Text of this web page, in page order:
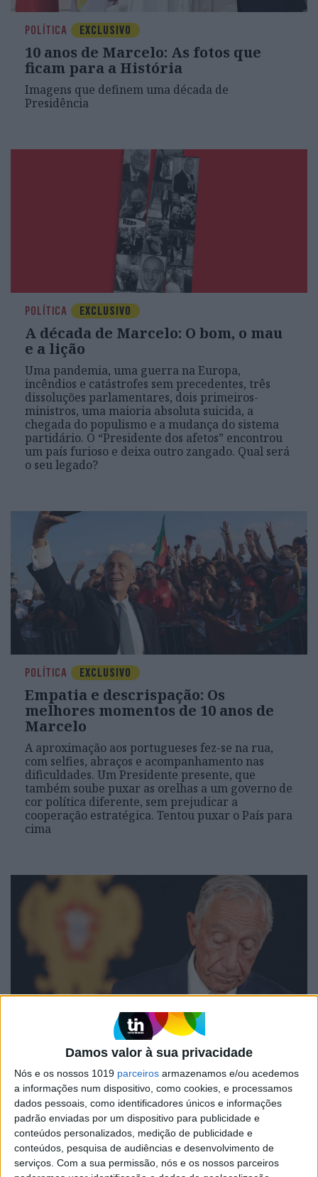
Damos valor à sua privacidade
Nós e os nossos 1019 parceiros armazenamos e/ou acedemos
a informações num dispositivo, como cookies, e processamos
dados pessoais, como identificadores únicos e informações
padrão enviadas por um dispositivo para publicidade e
conteúdos personalizados, medição de publicidade e
conteúdos, pesquisa de audiências e desenvolvimento de
serviços. Com a sua permissão, nós e os nossos parceiros
POLÍTICA EXCLUSIVO
10 anos de Marcelo: As fotos que
ficam para a História
Imagens que definem uma década de
Presidência
POLÍTICA EXCLUSIVO
A década de Marcelo: O bom, o mau
e a lição
Uma pandemia, uma guerra na Europa,
incêndios e catástrofes sem precedentes, três
dissoluções parlamentares, dois primeiros-
ministros, uma maioria absoluta suicida, a
chegada do populismo e a mudança do sistema
partidário. O “Presidente dos afetos” encontrou
um país furioso e deixa outro zangado. Qual será
o seu legado?
POLÍTICA EXCLUSIVO
Empatia e descrispação: Os
melhores momentos de 10 anos de
Marcelo
A aproximação aos portugueses fez-se na rua,
com selfies, abraços e acompanhamento nas
dificuldades. Um Presidente presente, que
também soube puxar as orelhas a um governo de
cor política diferente, sem prejudicar a
cooperação estratégica. Tentou puxar o País para
cima
#NÃOFECHEMOSOLHOS EXCLUSIVO
Marcelo Rebelo de Sousa: "Não
podemos fechar os olhos à
dignidade da pessoa, das pessoas, de
carne e osso"
Um universo sem valores, princípios e regras
que defendam a dignidade humana é um
universo de morte, não de vida